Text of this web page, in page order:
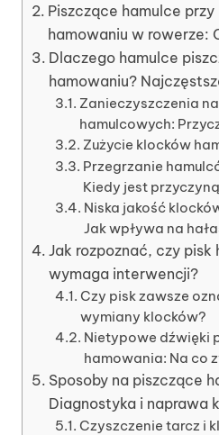
Piszczące hamulce przy
hamowaniu w rowerze:
Dlaczego hamulce
hamowaniu?
Zanieczyszczenia
hamulcowych:
Zużycie klocków
Przegrzanie
Kiedy jest
Niska jakość
Jak wpływa na
Jak rozpoznać, czy pisk
wymaga interwencji?
Czy pisk zawsze
wymiany klocków?
Nietypowe dźwięki
hamowania: Na co
Sposoby na piszczące
Diagnostyka i naprawa
Czyszczenie tarcz i